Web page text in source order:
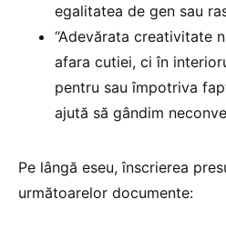
egalitatea de gen sau
“Adevărata creativitate
afara cutiei, ci în
pentru sau împotriva
ajută să gândim
Pe lângă eseu, înscrierea
următoarelor documente: